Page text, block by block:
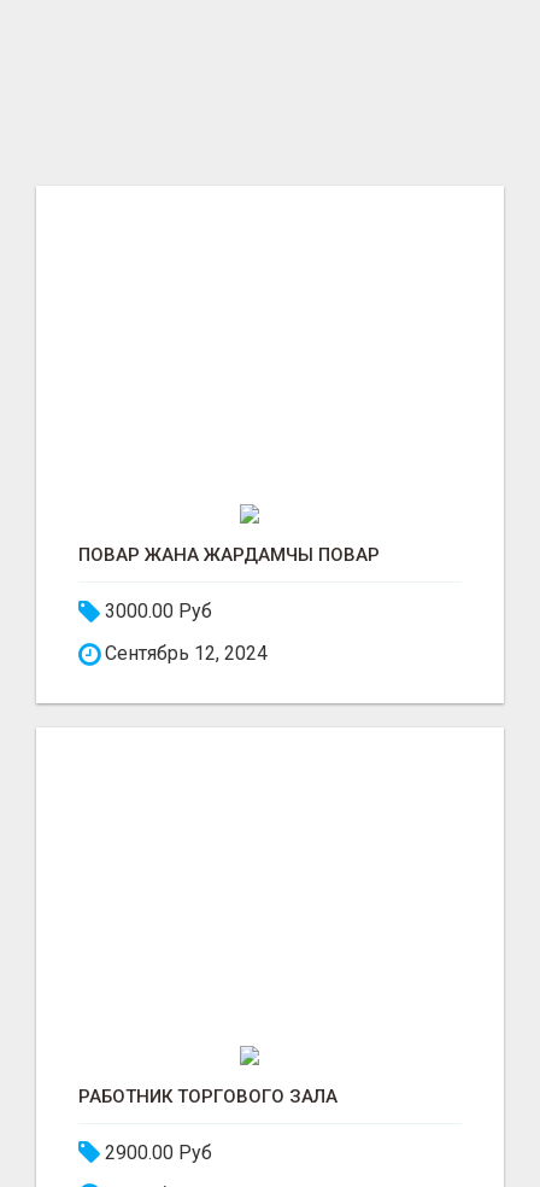
ПОВАР ЖАНА ЖАРДАМЧЫ ПОВАР
3000.00 Руб
Сентябрь 12, 2024
РАБОТНИК ТОРГОВОГО ЗАЛА
2900.00 Руб